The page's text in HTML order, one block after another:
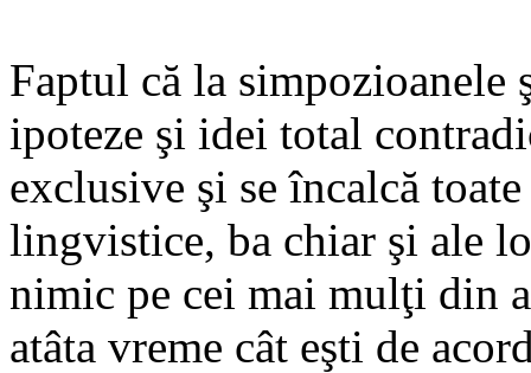
Faptul că la simpozioanele
ipoteze şi idei total
exclusive şi se încalcă
lingvistice, ba chiar şi ale
nimic pe cei mai mulţi din
atâta vreme cât eşti de